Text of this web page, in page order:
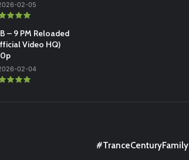
02-05
– 9 PM Reloaded
Video HQ)
02-04
#TranceCenturyFamily